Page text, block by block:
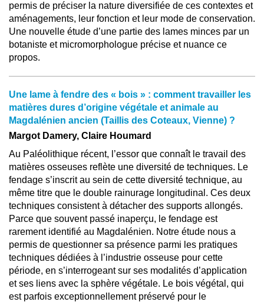
permis de préciser la nature diversifiée de ces contextes et
aménagements, leur fonction et leur mode de conservation.
Une nouvelle étude d’une partie des lames minces par un
botaniste et micromorphologue précise et nuance ce
propos.
Une lame à fendre des « bois » : comment travailler les
matières dures d’origine végétale et animale au
Magdalénien ancien (Taillis des Coteaux, Vienne) ?
Margot Damery, Claire Houmard
Au Paléolithique récent, l’essor que connaît le travail des
matières osseuses reflète une diversité de techniques. Le
fendage s’inscrit au sein de cette diversité technique, au
même titre que le double rainurage longitudinal. Ces deux
techniques consistent à détacher des supports allongés.
Parce que souvent passé inaperçu, le fendage est
rarement identifié au Magdalénien. Notre étude nous a
permis de questionner sa présence parmi les pratiques
techniques dédiées à l’industrie osseuse pour cette
période, en s’interrogeant sur ses modalités d’application
et ses liens avec la sphère végétale. Le bois végétal, qui
est parfois exceptionnellement préservé pour le